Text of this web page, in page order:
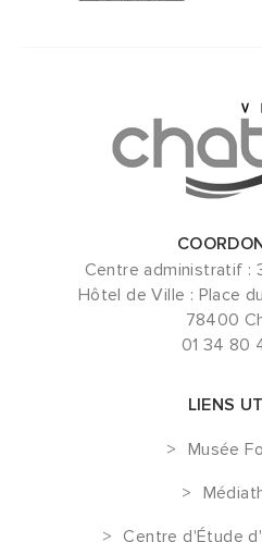
Centre administratif :
Hôtel de Ville : Place
78400
01 34 80
LIENS
Musée
Centre d'Étude